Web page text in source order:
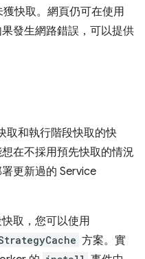
快取。網頁仍可在使用
發生網路錯誤，可以提供
取和執行階段快取的快
在不採用預先快取的情況
更新過的 Service
取，您可以使用
方案。實